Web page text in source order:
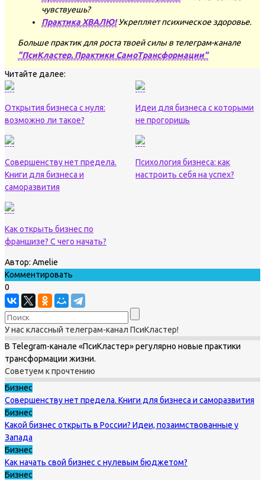
чувствуешь?
Практика ХВАЛЮ! Укрепляет психическое здоровье.
Больше практик для роста твоей силы в телеграм-канале
"ПсиКластер. Практики СамоТрансформации"
Читайте далее:
Открытия бизнеса с нуля:
возможно ли такое?
Идеи для бизнеса с которыми
не прогоришь
Совершенству нет предела.
Книги для бизнеса и
саморазвития
Психология бизнеса: как
настроить себя на успех?
Как открыть бизнес по
франшизе? С чего начать?
Автор: Amelie
Комментировать
0
У нас классный телеграм-канал ПсиКластер!
В Telegram-канале «ПсиКластер» регулярно новые практики
трансформации жизни.
Советуем к прочтению
Бизнес
Совершенству нет предела. Книги для бизнеса и саморазвития
Бизнес
Какой бизнес открыть в России? Идеи, позаимствованные у
Запада
Бизнес
Как начать свой бизнес с нулевым бюджетом?
Бизнес